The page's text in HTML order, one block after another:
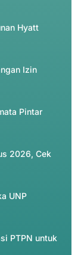
Hyatt
Izin
Pintar
2026, Cek
UNP
PTPN untuk